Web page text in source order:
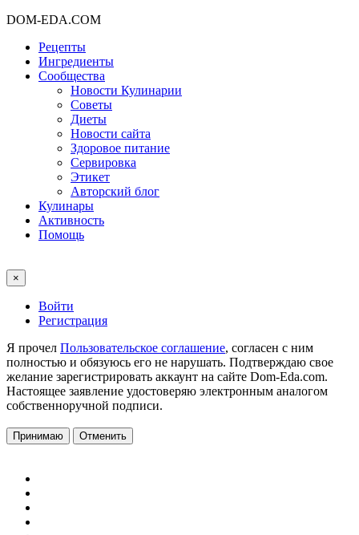
DOM-EDA.COM
Рецепты
Ингредиенты
Сообщества
Новости Кулинарии
Советы
Диеты
Новости сайта
Здоровое питание
Сервировка
Этикет
Авторский блог
Кулинары
Активность
Помощь
×
Войти
Регистрация
Я прочел Пользовательское соглашение, согласен с ним
полностью и обязуюсь его не нарушать. Подтверждаю свое
желание зарегистрировать аккаунт на сайте Dom-Eda.com.
Настоящее заявление удостоверяю электронным аналогом
собственноручной подписи.
Принимаю Отменить